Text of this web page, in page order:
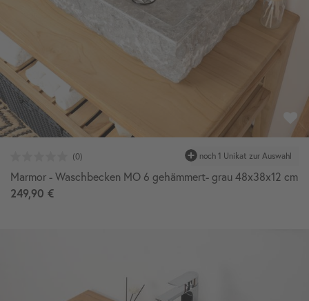
Marmor - Waschbecken MO 6 gehämmert- grau 48x38x12 cm
249,90 €